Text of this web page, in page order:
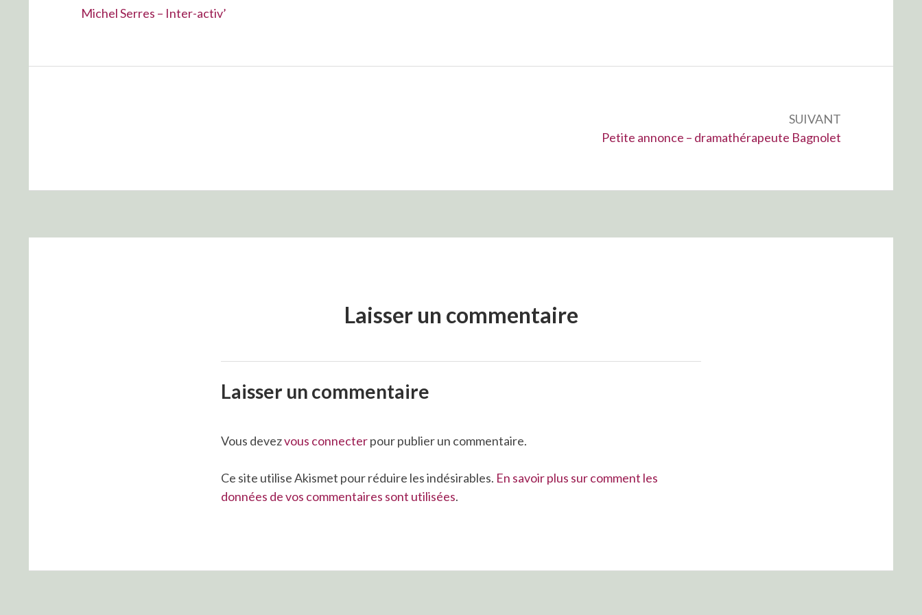
l’articlePrécédent :
Michel Serres – Inter-activ’
SUIVANT
Suivant :
Petite annonce – dramathérapeute Bagnolet
Laisser un commentaire
Laisser un commentaire
Vous devezvous connecterpour publier un commentaire.
Ce site utilise Akismet pour réduire les indésirables. En savoir plus sur comment les
données de vos commentaires sont utilisées.